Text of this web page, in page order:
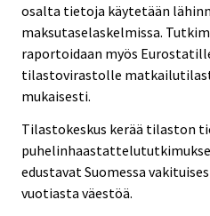
osalta tietoja käytetään
maksutaselaskelmissa.
raportoidaan myös
tilastovirastolle
mukaisesti.
Tilastokeskus kerää tilaston
edustavat Suomessa
vuotiasta väestöä.